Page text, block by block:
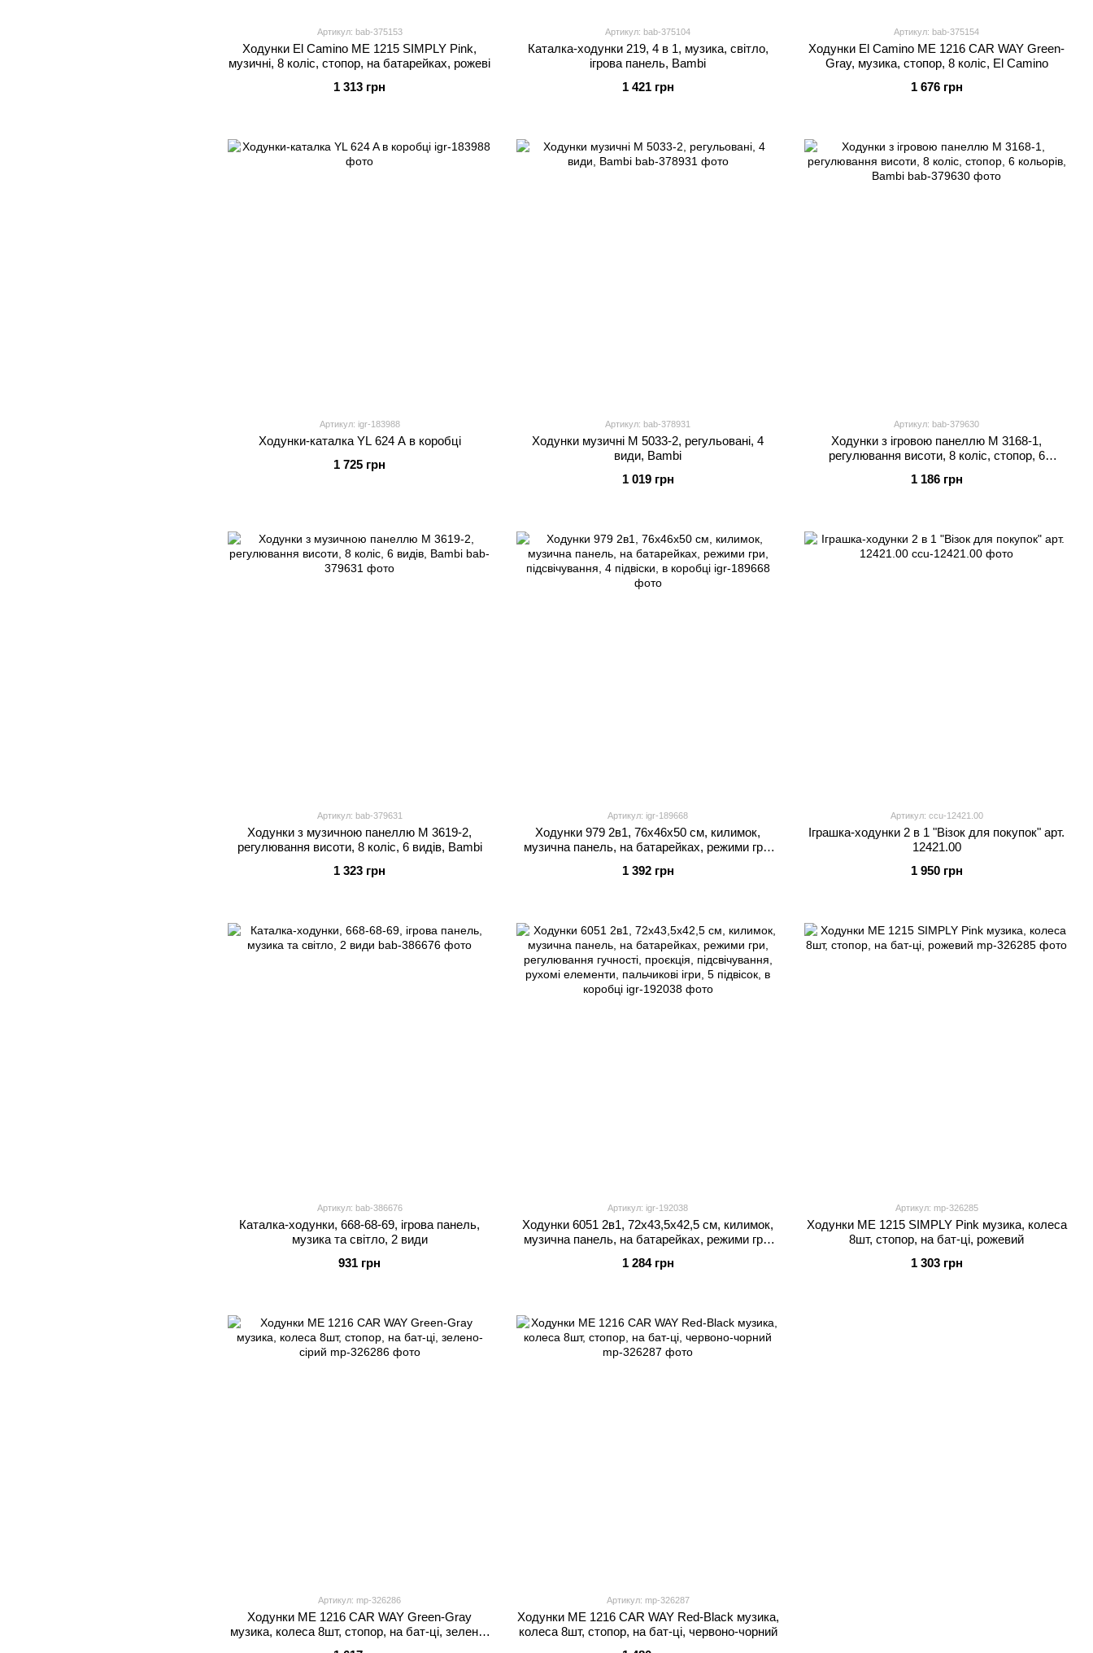
Артикул: bab-375153
Ходунки El Camino ME 1215 SIMPLY Pink,
музичні, 8 коліс, стопор, на батарейках, рожеві
1 313 грн
Артикул: bab-375104
Каталка-ходунки 219, 4 в 1, музика, світло,
ігрова панель, Bambi
1 421 грн
Артикул: bab-375154
Ходунки El Camino ME 1216 CAR WAY Green-
Gray, музика, стопор, 8 коліс, El Camino
1 676 грн
Артикул: igr-183988
Ходунки-каталка YL 624 A в коробці
1 725 грн
Артикул: bab-378931
Ходунки музичні M 5033-2, регульовані, 4
види, Bambi
1 019 грн
Артикул: bab-379630
Ходунки з ігровою панеллю M 3168-1,
регулювання висоти, 8 коліс, стопор, 6
1 186 грн
Артикул: bab-379631
Ходунки з музичною панеллю M 3619-2,
регулювання висоти, 8 коліс, 6 видів, Bambi
1 323 грн
Артикул: igr-189668
Ходунки 979 2в1, 76х46х50 см, килимок,
музична панель, на батарейках, режими гри,
1 392 грн
Артикул: ccu-12421.00
Іграшка-ходунки 2 в 1 "Візок для покупок" арт.
12421.00
1 950 грн
Артикул: bab-386676
Каталка-ходунки, 668-68-69, ігрова панель,
музика та світло, 2 види
931 грн
Артикул: igr-192038
Ходунки 6051 2в1, 72х43,5х42,5 см, килимок,
музична панель, на батарейках, режими гри,
рухомі елементи, пальчикові ігри, 5 підвісок, в
1 284 грн
Артикул: mp-326285
Ходунки ME 1215 SIMPLY Pink музика, колеса
8шт, стопор, на бат-ці, рожевий
1 303 грн
Артикул: mp-326286
Ходунки ME 1216 CAR WAY Green-Gray
музика, колеса 8шт, стопор, на бат-ці, зелено-
Артикул: mp-326287
Ходунки ME 1216 CAR WAY Red-Black музика,
колеса 8шт, стопор, на бат-ці, червоно-чорний